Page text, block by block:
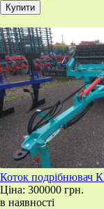
Коток подрібнювач
Ціна: 300000 грн.
в наявності